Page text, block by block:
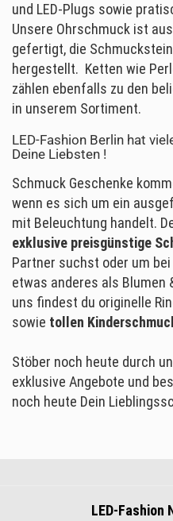
und LED-Plugs sowie
Unsere Ohrschmuck ist
gefertigt, die
hergestellt. Ketten wie
zählen ebenfalls zu den
in unserem Sortiment.
LED-Fashion Berlin hat
Deine Liebsten !
Schmuck Geschenke
wenn es sich um ein
mit Beleuchtung handelt.
exklusive preisgünstige
Partner suchst oder um
etwas anderes als Blumen
uns findest du originelle
sowie tollen
Stöber noch heute durch
exklusive Angebote und
noch heute Dein
LED-Fashion